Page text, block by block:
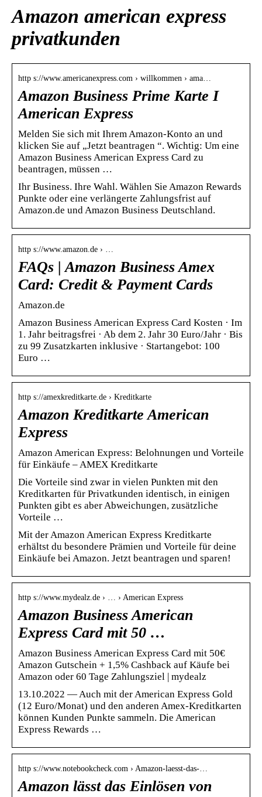
Amazon american express
privatkunden
http s://www.americanexpress.com › willkommen › ama…
Amazon Business Prime Karte I
American Express
Melden Sie sich mit Ihrem Amazon-Konto an und
klicken Sie auf „Jetzt beantragen “. Wichtig: Um eine
Amazon Business American Express Card zu
beantragen, müssen …
Ihr Business. Ihre Wahl. Wählen Sie Amazon Rewards
Punkte oder eine verlängerte Zahlungsfrist auf
Amazon.de und Amazon Business Deutschland.
http s://www.amazon.de › …
FAQs | Amazon Business Amex
Card: Credit & Payment Cards
Amazon.de
Amazon Business American Express Card Kosten · Im
1. Jahr beitragsfrei · Ab dem 2. Jahr 30 Euro/Jahr · Bis
zu 99 Zusatzkarten inklusive · Startangebot: 100
Euro …
http s://amexkreditkarte.de › Kreditkarte
Amazon Kreditkarte American
Express
Amazon American Express: Belohnungen und Vorteile
für Einkäufe – AMEX Kreditkarte
Die Vorteile sind zwar in vielen Punkten mit den
Kreditkarten für Privatkunden identisch, in einigen
Punkten gibt es aber Abweichungen, zusätzliche
Vorteile …
Mit der Amazon American Express Kreditkarte
erhältst du besondere Prämien und Vorteile für deine
Einkäufe bei Amazon. Jetzt beantragen und sparen!
http s://www.mydealz.de › … › American Express
Amazon Business American
Express Card mit 50 …
Amazon Business American Express Card mit 50€
Amazon Gutschein + 1,5% Cashback auf Käufe bei
Amazon oder 60 Tage Zahlungsziel | mydealz
13.10.2022 — Auch mit der American Express Gold
(12 Euro/Monat) und den anderen Amex-Kreditkarten
können Kunden Punkte sammeln. Die American
Express Rewards …
http s://www.notebookcheck.com › Amazon-laesst-das-…
Amazon lässt das Einlösen von